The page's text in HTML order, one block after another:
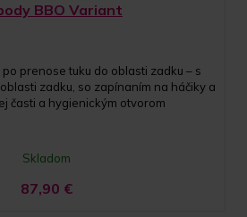
BBO Variant
prenose tuku do oblasti zadku – s
zadku, so zapínaním na háčiky a
časti a hygienickým otvorom
Skladom
87,90 €